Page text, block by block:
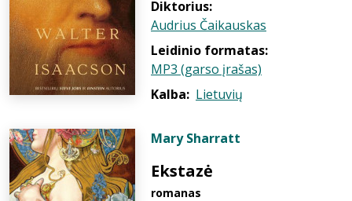
Diktorius:
Audrius Čaikauskas
Leidinio formatas:
MP3 (garso įrašas)
Kalba: Lietuvių
Mary Sharratt
Ekstazė
romanas